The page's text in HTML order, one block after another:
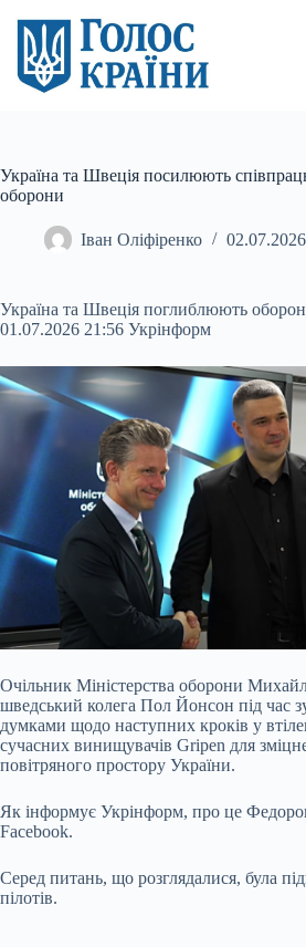
вмісту
Україна та Швеція посилюють
оборони
Іван Оліфіренко 02.07.2026
Україна та Швеція поглиблюють
01.07.2026 21:56 Укрінформ
Очільник Міністерства оборони
шведський колега Пол Йонсон під час
думками щодо наступних кроків у
сучасних винищувачів Gripen для
повітряного простору України.
Як інформує Укрінформ, про це
Facebook.
Серед питань, що розглядалися, була
пілотів.